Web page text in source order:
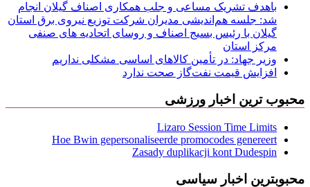
باهدف تشریک مساعی و جلب همکاری اصناف گیلان انجام
شد: جلسه هم‌اندیشی مدیران شركت توزیع نیروی برق استان
گیلان با رئیس بسیج اصناف و روسای اتحادیه های صنفی
مركز استان
وزیر جهاد: در تأمین کالاهای اساسی مشکلی نداریم
افزایش قیمت نفت‌گاز صحت ندارد
محبوب ترین اخبار ورزشی
Lizaro Session Time Limits
Hoe Bwin gepersonaliseerde promocodes genereert
Zasady duplikacji kont Dudespin
محبوبترین اخبار سیاسی